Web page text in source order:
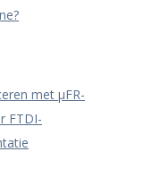
met μFR-
FTDI-